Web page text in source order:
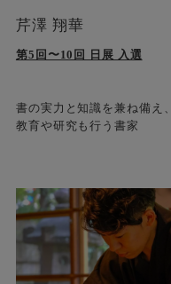
芹澤 翔華
第5回〜10回 日展 入選
書の実力と知識を兼ね備え、
教育や研究も行う書家